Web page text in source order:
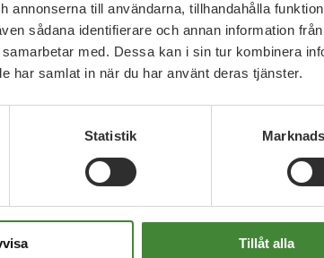
annonserna till användarna, tillhandahålla
sådana identifierare och annan information
med. Dessa kan i sin tur kombinera
har samlat in när du har använt deras tjänster.
Statistik
Tillåt alla
nyheter
kampen för
Earth
säkerhetsfråga